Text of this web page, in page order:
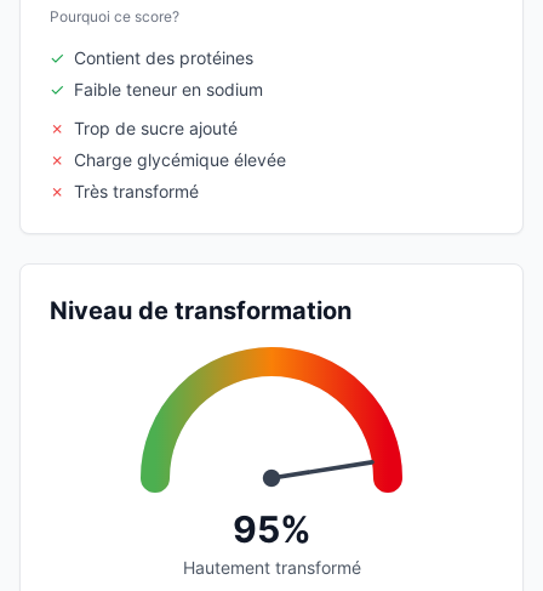
Pourquoi ce score?
✓ Contient des protéines
✓ Faible teneur en sodium
✗ Trop de sucre ajouté
✗
Charge glycémique élevée
✗ Très transformé
Niveau de transformation
95%
Hautement transformé